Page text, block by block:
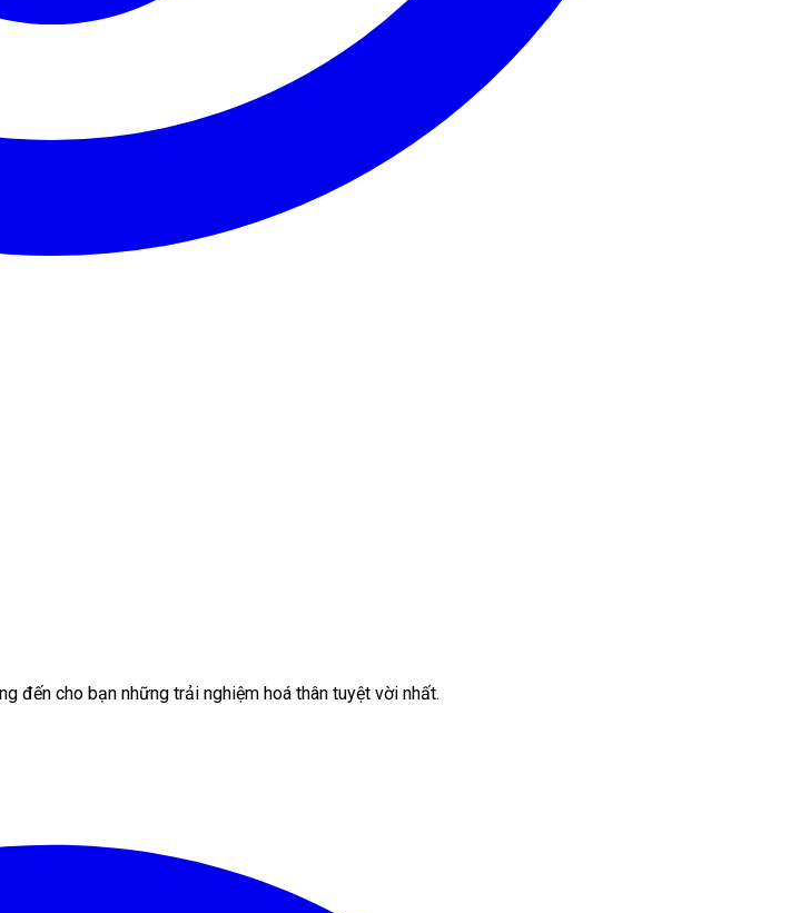
đến cho bạn những trải nghiệm hoá thân tuyệt vời nhất.